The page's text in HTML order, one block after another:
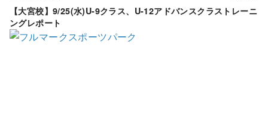
【大宮校】9/25(水)U-9クラス、U-12アドバンスクラストレーニ
ングレポート